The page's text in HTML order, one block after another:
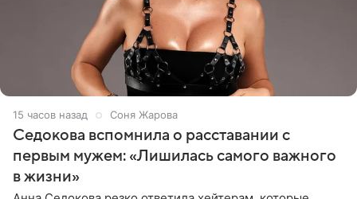
15 часов назад Соня Жарова
Седокова вспомнила о расставании с
первым мужем: «Лишилась самого важного
в жизни»